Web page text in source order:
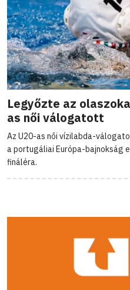
Legyőzte az
as női válogatott
Az U20-as női vízilabda-
a portugáliai Európa-bajnokság
fináléra.